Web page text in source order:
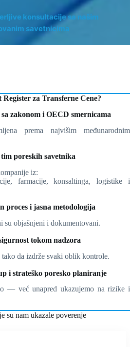
konsultacije sa našim
savetnicima
za Transferne Cene?
zakonom i OECD smernicama
prema najvišim međunarodnim
poreskih savetnika
iz:
farmacije, konsaltinga, logistike i
proces i jasna metodologija
su objašnjeni i dokumentovani.
tokom nadzora
da izdrže svaki oblik kontrole.
i strateško poresko planiranje
— već unapred ukazujemo na rizike i
su nam ukazale poverenje